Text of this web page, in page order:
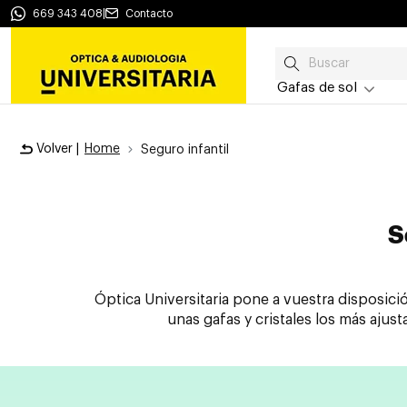
669 343 408 Contacto
Gafas de sol
Volver | Home Seguro infantil
Óptica Universitaria pone a vuestra
unas gafas y cristales los más